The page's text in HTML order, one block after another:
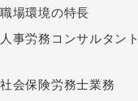
職場環境の特長
人事労務コンサルタント
社会保険労務士業務